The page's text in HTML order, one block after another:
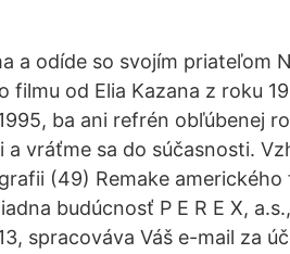
a odíde so svojím priateľom
filmu od Elia Kazana z roku
ba ani refrén obľúbenej
vráťme sa do súčasnosti.
(49) Remake
budúcnosť P E R E X,
spracováva Váš e-mail za